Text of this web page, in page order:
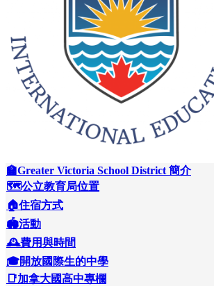
🏫Greater Victoria School District 簡介
🗺️公立教育局位置
🏠住宿方式
🏟️活動
🕰️費用與時間
🎓開放國際生的中學
📑加拿大國高中專欄